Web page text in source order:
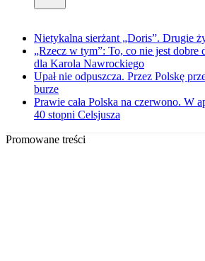
Nietykalna sierżant „Doris”. Drugie
„Rzecz w tym”: To, co nie jest dobre
dla Karola Nawrockiego
Upał nie odpuszcza. Przez Polskę
burze
Prawie cała Polska na czerwono. W
40 stopni Celsjusza
Promowane treści